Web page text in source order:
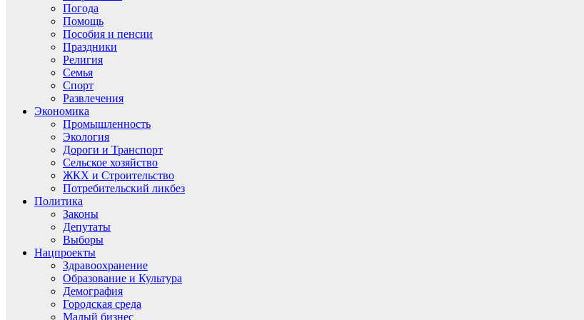
Погода
Помощь
Пособия и пенсии
Праздники
Религия
Семья
Спорт
Развлечения
Экономика
Промышленность
Экология
Дороги и Транспорт
Сельское хозяйство
ЖКХ и Строительство
Потребительский ликбез
Политика
Законы
Депутаты
Выборы
Нацпроекты
Здравоохранение
Образование и Культура
Демография
Городская среда
Малый бизнес